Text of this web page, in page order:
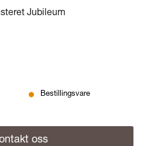
Jubileum
Bestillingsvare
oss